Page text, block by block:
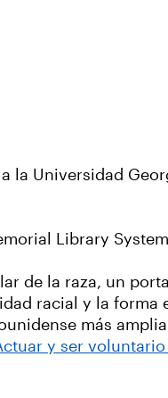
la Universidad
Library
de la raza, un
racial y la forma
más
y ser